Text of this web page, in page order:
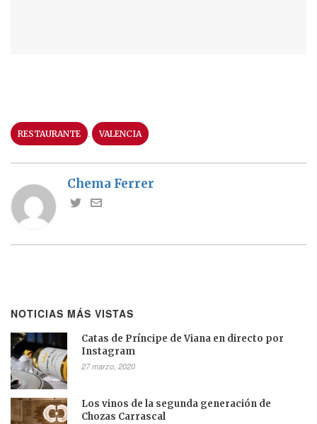
RESTAURANTE VALENCIA
Chema Ferrer
NOTICIAS MÁS VISTAS
Catas de Príncipe de Viana en directo por
Instagram
27 marzo, 2020
Los vinos de la segunda generación de
Chozas Carrascal